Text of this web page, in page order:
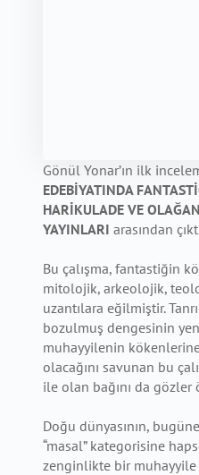
Gönül Yonar’ın ilk
EDEBİYATINDA
HARİKULADE VE
YAYINLARI arasından
Bu çalışma, fantastiğin
mitolojik, arkeolojik,
uzantılara eğilmiştir.
bozulmuş dengesinin
muhayyilenin
olacağını savunan bu
ile olan bağını da gözler
Doğu dünyasının,
“masal” kategorisine
zenginlikte bir